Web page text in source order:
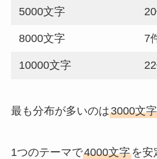
5000文字
8000文字 7
10000文字
最も分布が多いのは3000文字
1つのテーマで4000文字を安